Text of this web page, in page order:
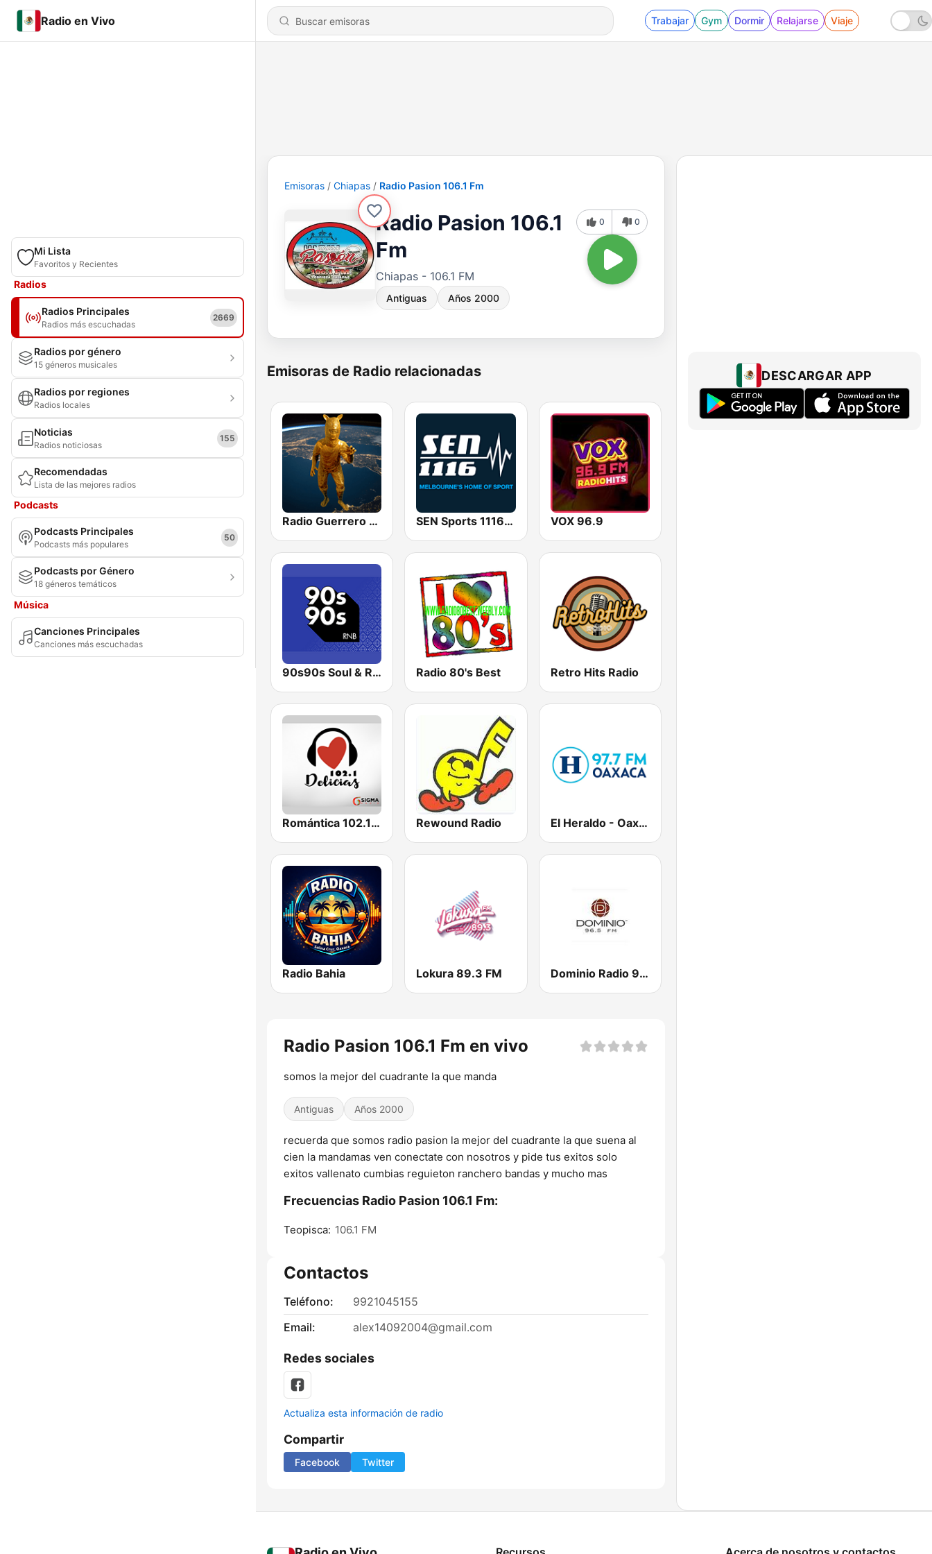
Radio en Vivo Trabajar Gym Dormir Relajarse Viaje
Mi Lista
Favoritos y Recientes
Radios
Radios Principales
Radios más escuchadas
2669
Radios por género
15 géneros musicales
Radios por regiones
Radios locales
Noticias
Radios noticiosas
155
Recomendadas
Lista de las mejores radios
Podcasts
Podcasts Principales
Podcasts más populares
50
Podcasts por Género
18 géneros temáticos
Música
Canciones Principales
Canciones más escuchadas
Emisoras Chiapas Radio Pasion 106.1 Fm
Radio Pasion 106.1
Fm
Chiapas - 106.1 FM
Antiguas Años 2000
0 0
Emisoras de Radio relacionadas
Radio Guerrero Chilpancingo SEN Sports 1116 AM VOX 96.9
90s90s Soul & R&B Radio 80's Best Retro Hits Radio
Romántica 102.1 FM Delicias Rewound Radio El Heraldo - Oaxaca
Radio Bahia Lokura 89.3 FM Dominio Radio 96.5 FM
Radio Pasion 106.1 Fm en vivo
somos la mejor del cuadrante la que manda
Antiguas Años 2000
recuerda que somos radio pasion la mejor del cuadrante la que suena al
cien la mandamas ven conectate con nosotros y pide tus exitos solo
exitos vallenato cumbias reguieton ranchero bandas y mucho mas
Frecuencias Radio Pasion 106.1 Fm:
Teopisca: 106.1 FM
Contactos
Teléfono:
9921045155
Email:
alex14092004@gmail.com
Redes sociales
Actualiza esta información de radio
Compartir
Facebook Twitter
DESCARGAR APP